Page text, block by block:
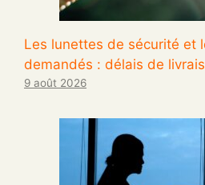
Les lunettes de sécurité et
demandés : délais de
9 août 2026